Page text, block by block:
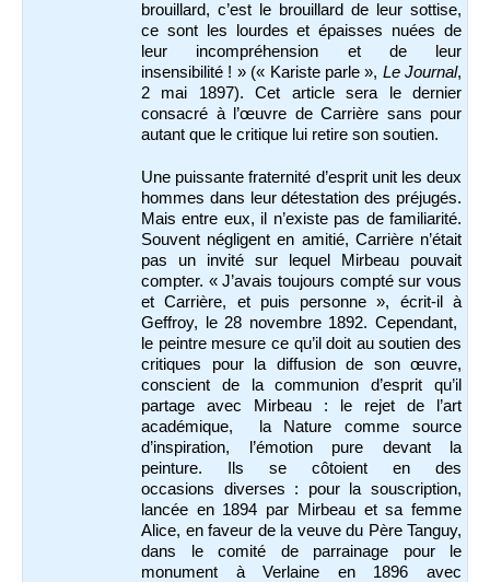
brouillard, c’est le brouillard de leur sottise,
ce sont les lourdes et épaisses nuées de
leur incompréhension et de leur
insensibilité ! » (« Kariste parle », Le Journal,
2 mai 1897). Cet article sera le dernier
consacré à l’œuvre de Carrière sans pour
autant que le critique lui retire son soutien.
Une puissante fraternité d’esprit unit les deux
hommes dans leur détestation des préjugés.
Mais entre eux, il n’existe pas de familiarité.
Souvent négligent en amitié, Carrière n’était
pas un invité sur lequel Mirbeau pouvait
compter. « J’avais toujours compté sur vous
et Carrière, et puis personne », écrit-il à
Geffroy, le 28 novembre 1892. Cependant,
le peintre mesure ce qu’il doit au soutien des
critiques pour la diffusion de son œuvre,
conscient de la communion d’esprit qu’il
partage avec Mirbeau : le rejet de l’art
académique, la Nature comme source
d’inspiration, l’émotion pure devant la
peinture. Ils se côtoient en des
occasions diverses : pour la souscription,
lancée en 1894 par Mirbeau et sa femme
Alice, en faveur de la veuve du Père Tanguy,
dans le comité de parrainage pour le
monument à Verlaine en 1896 avec